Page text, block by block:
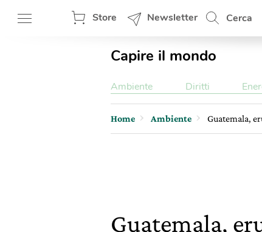
Store Newsletter Cerca
Capire il mondo
Ambiente Diritti
Home Ambiente Guatemala,
Guatemala,